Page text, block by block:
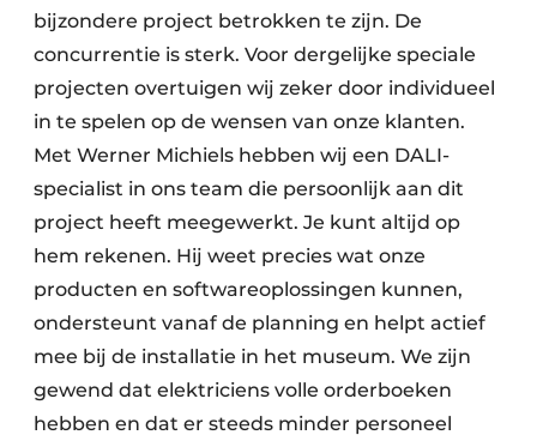
bijzondere project betrokken te zijn. De
concurrentie is sterk. Voor dergelijke speciale
projecten overtuigen wij zeker door individueel
in te spelen op de wensen van onze klanten.
Met Werner Michiels hebben wij een DALI-
specialist in ons team die persoonlijk aan dit
project heeft meegewerkt. Je kunt altijd op
hem rekenen. Hij weet precies wat onze
producten en softwareoplossingen kunnen,
ondersteunt vanaf de planning en helpt actief
mee bij de installatie in het museum. We zijn
gewend dat elektriciens volle orderboeken
hebben en dat er steeds minder personeel